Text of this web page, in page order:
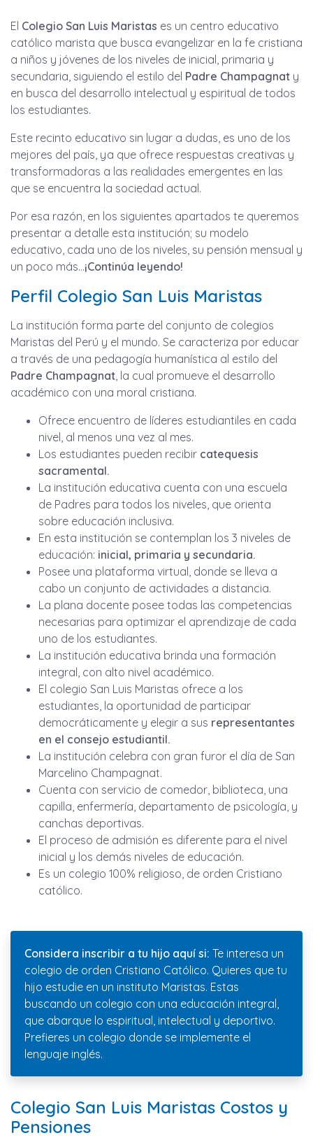
El Colegio San Luis Maristas es un centro educativo
católico marista que busca evangelizar en la fe cristiana
a niños y jóvenes de los niveles de inicial, primaria y
secundaria, siguiendo el estilo del Padre Champagnat y
en busca del desarrollo intelectual y espiritual de todos
los estudiantes.
Este recinto educativo sin lugar a dudas, es uno de los
mejores del país, ya que ofrece respuestas creativas y
transformadoras a las realidades emergentes en las
que se encuentra la sociedad actual.
Por esa razón, en los siguientes apartados te queremos
presentar a detalle esta institución; su modelo
educativo, cada uno de los niveles, su pensión mensual y
un poco más…¡Continúa leyendo!
Perfil Colegio San Luis Maristas
La institución forma parte del conjunto de colegios
Maristas del Perú y el mundo. Se caracteriza por educar
a través de una pedagogía humanística al estilo del
Padre Champagnat, la cual promueve el desarrollo
académico con una moral cristiana.
Ofrece encuentro de líderes estudiantiles en cada
nivel, al menos una vez al mes.
Los estudiantes pueden recibir catequesis
sacramental.
La institución educativa cuenta con una escuela
de Padres para todos los niveles, que orienta
sobre educación inclusiva.
En esta institución se contemplan los 3 niveles de
educación: inicial, primaria y secundaria.
Posee una plataforma virtual, donde se lleva a
cabo un conjunto de actividades a distancia.
La plana docente posee todas las competencias
necesarias para optimizar el aprendizaje de cada
uno de los estudiantes.
La institución educativa brinda una formación
integral, con alto nivel académico.
El colegio San Luis Maristas ofrece a los
estudiantes, la oportunidad de participar
democráticamente y elegir a sus representantes
en el consejo estudiantil.
La institución celebra con gran furor el día de San
Marcelino Champagnat.
Cuenta con servicio de comedor, biblioteca, una
capilla, enfermería, departamento de psicología, y
canchas deportivas.
El proceso de admisión es diferente para el nivel
inicial y los demás niveles de educación.
Es un colegio 100% religioso, de orden Cristiano
católico.
Considera inscribir a tu hijo aquí si: Te interesa un
colegio de orden Cristiano Católico. Quieres que tu
hijo estudie en un instituto Maristas. Estas
buscando un colegio con una educación integral,
que abarque lo espiritual, intelectual y deportivo.
Prefieres un colegio donde se implemente el
lenguaje inglés.
Colegio San Luis Maristas Costos y
Pensiones